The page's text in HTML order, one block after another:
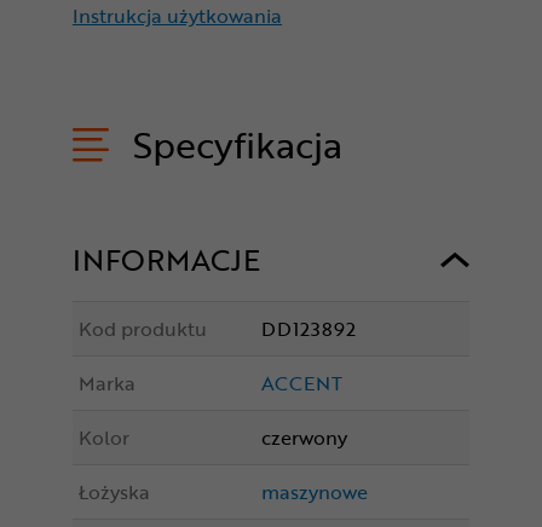
Instrukcja użytkowania
Specyfikacja
INFORMACJE
Kod produktu
DD123892
Marka
ACCENT
Kolor
czerwony
Łożyska
maszynowe